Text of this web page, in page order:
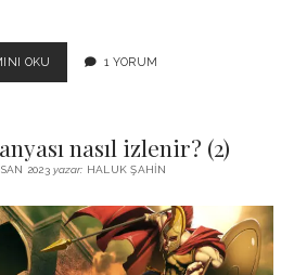
OKU SOSYAL
PSIKOLOJININ
BÜYÜK
DEPREME
RAĞMEN
NIÇIN
BÖYLE
1 YORUM
nasıl izlenir? (2)
2023yazar: HALUK ŞAHIN